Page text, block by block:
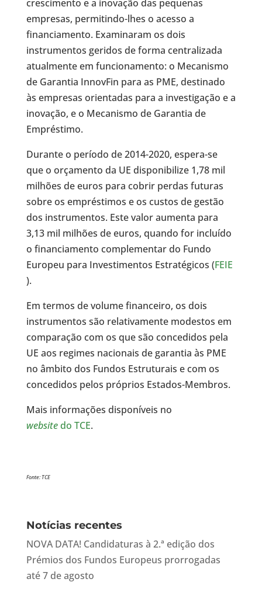
crescimento e a inovação das pequenas
empresas, permitindo-lhes o acesso a
financiamento. Examinaram os dois
instrumentos geridos de forma centralizada
atualmente em funcionamento: o Mecanismo
de Garantia InnovFin para as PME, destinado
às empresas orientadas para a investigação e a
inovação, e o Mecanismo de Garantia de
Empréstimo.
Durante o período de 2014-2020, espera-se
que o orçamento da UE disponibilize 1,78 mil
milhões de euros para cobrir perdas futuras
sobre os empréstimos e os custos de gestão
dos instrumentos. Este valor aumenta para
3,13 mil milhões de euros, quando for incluído
o financiamento complementar do Fundo
Europeu para Investimentos Estratégicos (FEIE
).
Em termos de volume financeiro, os dois
instrumentos são relativamente modestos em
comparação com os que são concedidos pela
UE aos regimes nacionais de garantia às PME
no âmbito dos Fundos Estruturais e com os
concedidos pelos próprios Estados-Membros.
Mais informações disponíveis no
websitedo TCE.
Fonte: TCE
Notícias recentes
NOVA DATA! Candidaturas à 2.ª edição dos
Prémios dos Fundos Europeus prorrogadas
até 7 de agosto